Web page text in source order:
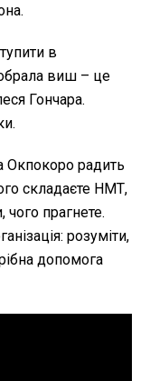
в
виш – це
Гончара.
Окпокоро радить
складаєте НМТ,
чого прагнете.
розуміти,
допомога